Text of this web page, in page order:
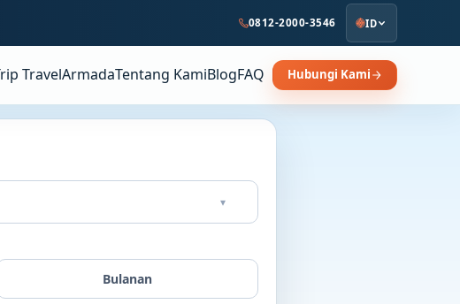
0812-2000-3546 ID
TravelArmadaTentang KamiBlogFAQ Hubungi Kami
▾
Bulanan